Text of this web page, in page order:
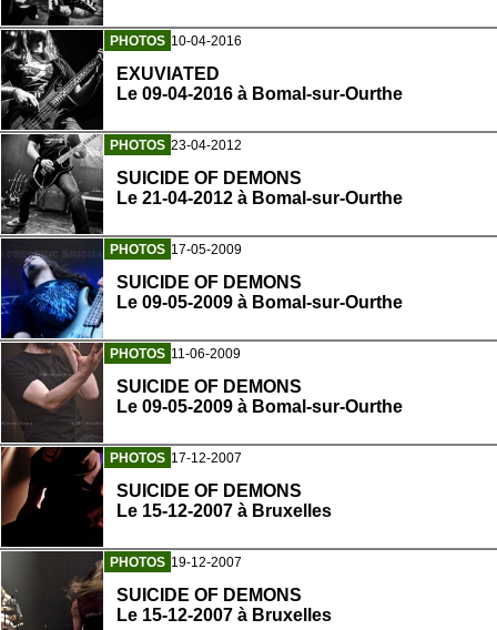
PHOTOS 10-04-2016
EXUVIATED
Le 09-04-2016 à Bomal-sur-Ourthe
PHOTOS 23-04-2012
SUICIDE OF DEMONS
Le 21-04-2012 à Bomal-sur-Ourthe
PHOTOS 17-05-2009
SUICIDE OF DEMONS
Le 09-05-2009 à Bomal-sur-Ourthe
PHOTOS 11-06-2009
SUICIDE OF DEMONS
Le 09-05-2009 à Bomal-sur-Ourthe
PHOTOS 17-12-2007
SUICIDE OF DEMONS
Le 15-12-2007 à Bruxelles
PHOTOS 19-12-2007
SUICIDE OF DEMONS
Le 15-12-2007 à Bruxelles